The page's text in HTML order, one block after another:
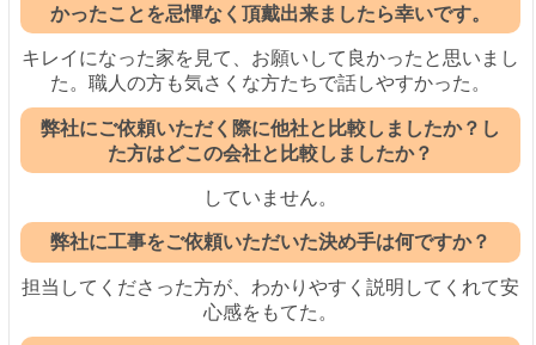
かったことを忌憚なく頂戴出来ましたら幸いです。
キレイになった家を見て、お願いして良かったと思いまし
た。職人の方も気さくな方たちで話しやすかった。
弊社にご依頼いただく際に他社と比較しましたか？し
た方はどこの会社と比較しましたか？
していません。
弊社に工事をご依頼いただいた決め手は何ですか？
担当してくださった方が、わかりやすく説明してくれて安
心感をもてた。